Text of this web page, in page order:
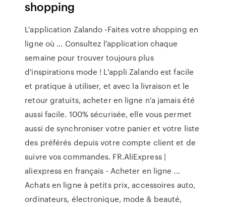
shopping
L'application Zalando -Faites votre shopping en
ligne où ... Consultez l'application chaque
semaine pour trouver toujours plus
d'inspirations mode ! L'appli Zalando est facile
et pratique à utiliser, et avec la livraison et le
retour gratuits, acheter en ligne n'a jamais été
aussi facile. 100% sécurisée, elle vous permet
aussi de synchroniser votre panier et votre liste
des préférés depuis votre compte client et de
suivre vos commandes. FR.AliExpress |
aliexpress en français - Acheter en ligne ...
Achats en ligne à petits prix, accessoires auto,
ordinateurs, électronique, mode & beauté,